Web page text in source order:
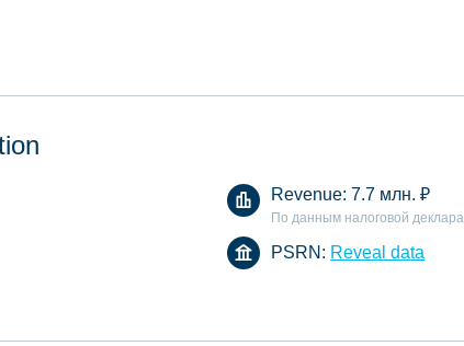
Revenue: 7.7 млн. ₽
По данным налоговой
PSRN: Reveal data